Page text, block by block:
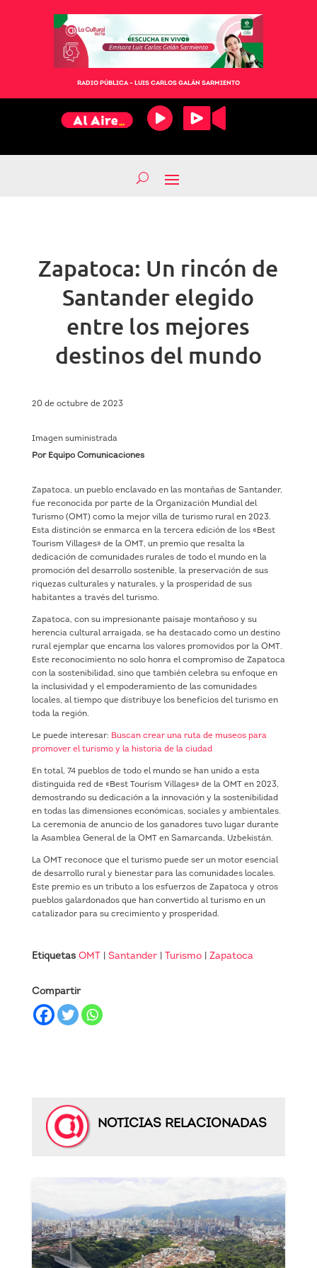
RADIO PÚBLICA – LUIS CARLOS GALÁN SARMIENTO
Zapatoca: Un rincón de
Santander elegido
entre los mejores
destinos del mundo
20 de octubre de 2023
Imagen suministrada
Por Equipo Comunicaciones
Zapatoca, un pueblo enclavado en las montañas de Santander,
fue reconocida por parte de la Organización Mundial del
Turismo (OMT) como la mejor villa de turismo rural en 2023.
Esta distinción se enmarca en la tercera edición de los «Best
Tourism Villages» de la OMT, un premio que resalta la
dedicación de comunidades rurales de todo el mundo en la
promoción del desarrollo sostenible, la preservación de sus
riquezas culturales y naturales, y la prosperidad de sus
habitantes a través del turismo.
Zapatoca, con su impresionante paisaje montañoso y su
herencia cultural arraigada, se ha destacado como un destino
rural ejemplar que encarna los valores promovidos por la OMT.
Este reconocimiento no solo honra el compromiso de Zapatoca
con la sostenibilidad, sino que también celebra su enfoque en
la inclusividad y el empoderamiento de las comunidades
locales, al tiempo que distribuye los beneficios del turismo en
toda la región.
Le puede interesar: Buscan crear una ruta de museos para
promover el turismo y la historia de la ciudad
En total, 74 pueblos de todo el mundo se han unido a esta
distinguida red de «Best Tourism Villages» de la OMT en 2023,
demostrando su dedicación a la innovación y la sostenibilidad
en todas las dimensiones económicas, sociales y ambientales.
La ceremonia de anuncio de los ganadores tuvo lugar durante
la Asamblea General de la OMT en Samarcanda, Uzbekistán.
La OMT reconoce que el turismo puede ser un motor esencial
de desarrollo rural y bienestar para las comunidades locales.
Este premio es un tributo a los esfuerzos de Zapatoca y otros
pueblos galardonados que han convertido al turismo en un
catalizador para su crecimiento y prosperidad.
Etiquetas OMT| Santander| Turismo| Zapatoca
Compartir
NOTICIAS RELACIONADAS